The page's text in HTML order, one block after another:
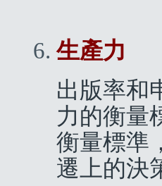
生產力
出版率和
力的衡量
衡量標準
遷上的決